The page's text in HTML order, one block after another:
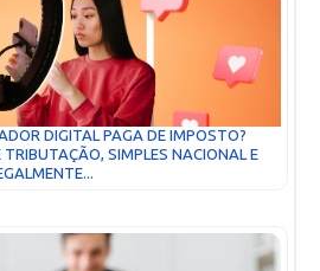
DIGITAL PAGA DE IMPOSTO?
SIMPLES NACIONAL E